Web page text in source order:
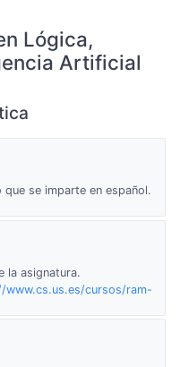
Lógica,
Artificial
se imparte en español.
la asignatura.
www.cs.us.es/cursos/ram-